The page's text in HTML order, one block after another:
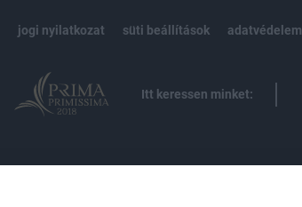
jogi nyilatkozat süti beállítások adatvédelem
Itt keressen minket: